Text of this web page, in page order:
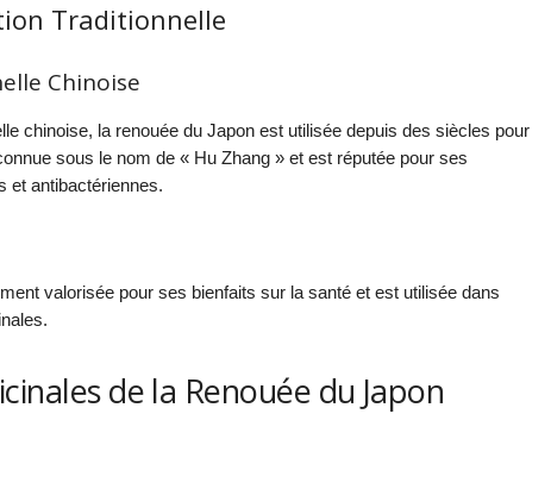
Traditionnelle
Chinoise
chinoise, la renouée du Japon est utilisée depuis des siècles pour
sous le nom de « Hu Zhang » et est réputée pour ses
et antibactériennes.
valorisée pour ses bienfaits sur la santé et est utilisée dans
de la Renouée du Japon